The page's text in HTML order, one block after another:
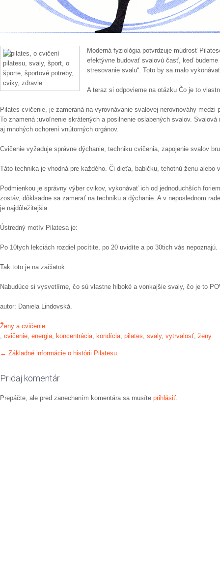
Moderná fyziológia potvrdzuje múdrosť
efektývne budovať svalovú časť, keď
stresovanie svalu“. Toto by sa malo
A teraz si odpovieme na otázku Čo je to
Pilates cvičenie, je zameraná na vyrovnávanie svalovej nerovnováhy
To znamená :uvoľnenie skrátených a posilnenie oslabených svalov.
aj mnohých ochorení vnútorných orgánov.
Cvičenie vyžaduje správne dýchanie, techniku cvičenia, zapojenie svalov
Táto technika je vhodná pre každého. Či dieťa, babičku, tehotnú ženu alebo
Podmienkou je správny výber cvikov, vykonávať ich od jednoduchších
zostáv, dôklsadne sa zamerať na techniku a dýchanie. A v neposlednom
je najdôležitejšia.
Ústredný motív Pilatesa je:
Po 10tych lekciách rozdiel pocítite, po 20 uvidíte a po 30tich vás nepoznajú.
Tak toto je na začiatok.
Nabudúce si vysvetlíme, čo sú vlastne hlboké a vonkajšie svaly, čo je to
autor: Daniela Lindovská.
Ženy a cvičenie
, cvičenie, energia, koncentrácia, kondícia, pilates, svaly, vytrvalosť, ženy
Post
← Základné informácie o histórii Pilatesu
Pridaj komentár
Prepáčte, ale pred zanechaním komentára sa musíte prihlásiť.